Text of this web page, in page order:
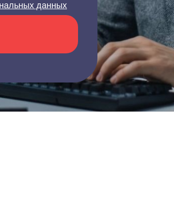
данных